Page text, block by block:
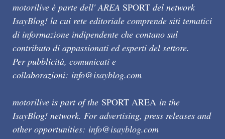
motorilive è parte dell' AREA SPORT del network
IsayBlog! la cui rete editoriale comprende siti tematici
di informazione indipendente che contano sul
contributo di appassionati ed esperti del settore.
Per pubblicità, comunicati e
collaborazioni: info@isayblog.com
motorilive is part of the SPORT AREA in the
IsayBlog! network. For advertising, press releases and
other opportunities: info@isayblog.com